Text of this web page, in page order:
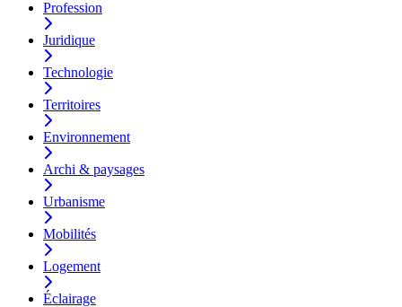
Profession
Juridique
Technologie
Territoires
Environnement
Archi & paysages
Urbanisme
Mobilités
Logement
Éclairage